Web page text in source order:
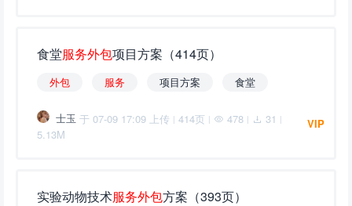
食堂服务外包项目方案（414页）
外包 服务 项目方案 食堂
士玉 于 07-09 17:09 上传 | 414页 | 478 | 31 |
5.13M
VIP
实验动物技术服务外包方案（393页）